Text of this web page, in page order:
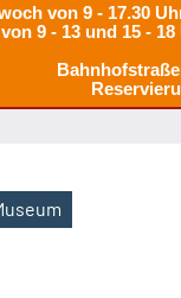
von 9 - 17.30
9 - 13 und 15 -